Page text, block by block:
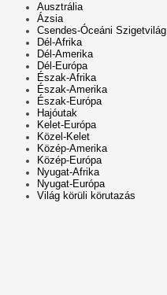
Ausztrália
Ázsia
Csendes-Óceáni Szigetvilág
Dél-Afrika
Dél-Amerika
Dél-Európa
Észak-Afrika
Észak-Amerika
Észak-Európa
Hajóutak
Kelet-Európa
Közel-Kelet
Közép-Amerika
Közép-Európa
Nyugat-Afrika
Nyugat-Európa
Világ körüli körutazás